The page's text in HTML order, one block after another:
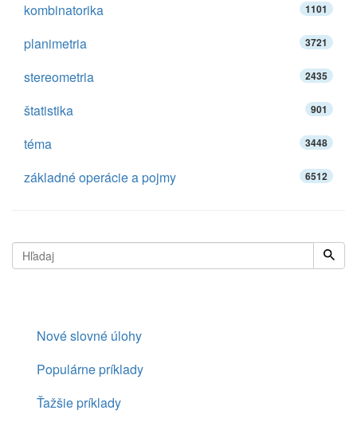
kombinatorika 1101
planimetria 3721
stereometria 2435
štatistika 901
téma 3448
základné operácie a pojmy 6512
Nové slovné úlohy
Populárne príklady
Ťažšie príklady